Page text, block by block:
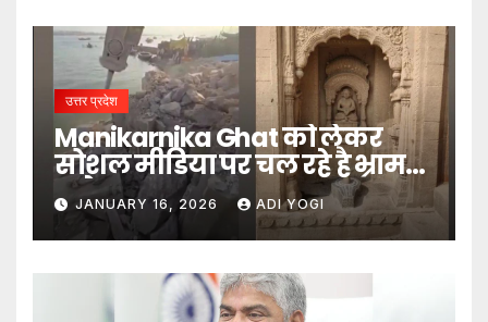
उत्तर प्रदेश
Manikarnika Ghat को लेकर
सोशल मीडिया पर चल रहे है भ्रामक
दावे- DM
JANUARY 16, 2026 ADI YOGI